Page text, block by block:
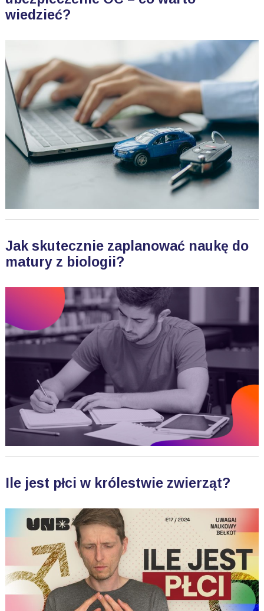
wiedzieć?
Jak skutecznie zaplanować naukę do
matury z biologii?
Ile jest płci w królestwie zwierząt?